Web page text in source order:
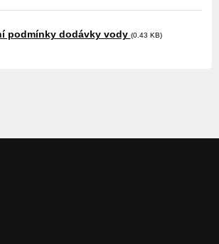
podmínky dodávky vody (0.43 KB)